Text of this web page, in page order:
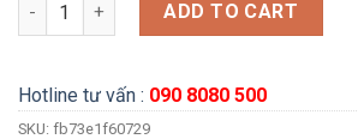
ADD TO CART
Hotline tư vấn : 090 8080 500
SKU: fb73e1f60729